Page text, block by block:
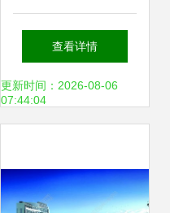
美白服务指南
查看详情
更新时间：2026-08-06
07:44:04